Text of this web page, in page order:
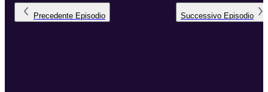
Precedente Episodio Successivo Episodio